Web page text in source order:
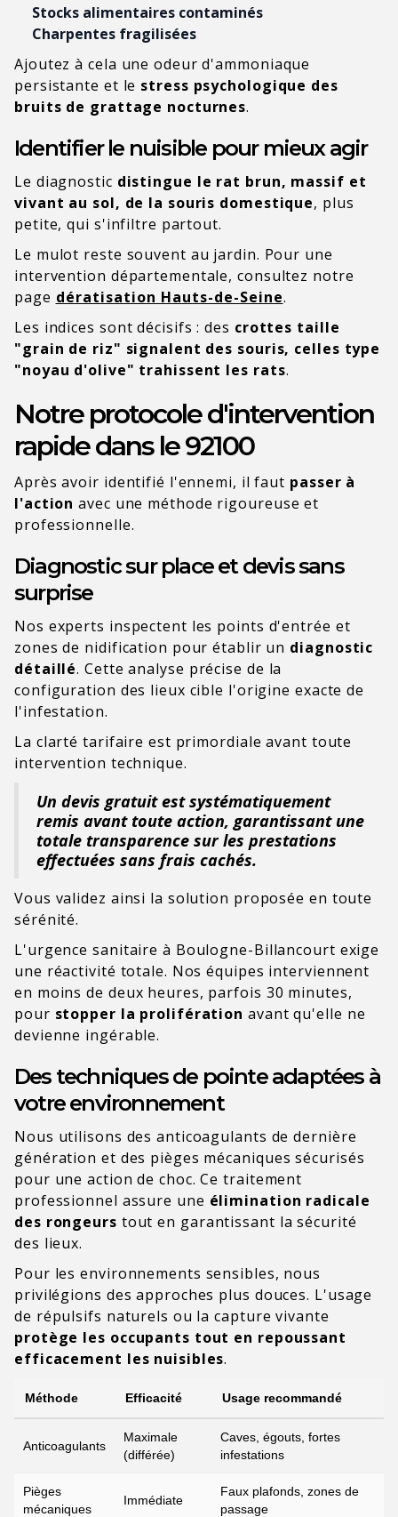
Stocks alimentaires contaminés
Charpentes fragilisées
Ajoutez à cela une odeur d'ammoniaque
persistante et le stress psychologique des
bruits de grattage nocturnes.
Identifier le nuisible pour mieux agir
Le diagnostic distingue le rat brun, massif et
vivant au sol, de la souris domestique, plus
petite, qui s'infiltre partout.
Le mulot reste souvent au jardin. Pour une
intervention départementale, consultez notre
page dératisation Hauts-de-Seine.
Les indices sont décisifs : des crottes taille
"grain de riz" signalent des souris, celles type
"noyau d'olive" trahissent les rats.
Notre protocole d'intervention
rapide dans le 92100
Après avoir identifié l'ennemi, il faut passer à
l'action avec une méthode rigoureuse et
professionnelle.
Diagnostic sur place et devis sans
surprise
Nos experts inspectent les points d'entrée et
zones de nidification pour établir un diagnostic
détaillé. Cette analyse précise de la
configuration des lieux cible l'origine exacte de
l'infestation.
La clarté tarifaire est primordiale avant toute
intervention technique.
Un devis gratuit est systématiquement
remis avant toute action, garantissant une
totale transparence sur les prestations
effectuées sans frais cachés.
Vous validez ainsi la solution proposée en toute
sérénité.
L'urgence sanitaire à Boulogne-Billancourt exige
une réactivité totale. Nos équipes interviennent
en moins de deux heures, parfois 30 minutes,
pour stopper la prolifération avant qu'elle ne
devienne ingérable.
Des techniques de pointe adaptées à
votre environnement
Nous utilisons des anticoagulants de dernière
génération et des pièges mécaniques sécurisés
pour une action de choc. Ce traitement
professionnel assure une élimination radicale
des rongeurs tout en garantissant la sécurité
des lieux.
Pour les environnements sensibles, nous
privilégions des approches plus douces. L'usage
de répulsifs naturels ou la capture vivante
protège les occupants tout en repoussant
efficacement les nuisibles.
Méthode Efficacité Usage recommandé
Anticoagulants
Maximale
(différée)
Caves, égouts, fortes
infestations
Pièges
mécaniques
Immédiate
Faux plafonds, zones de
passage